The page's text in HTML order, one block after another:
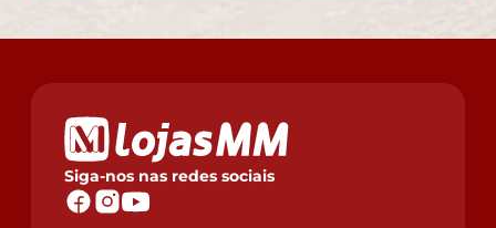
Siga-nos nas redes sociais